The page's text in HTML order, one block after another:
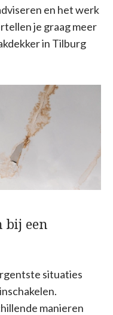
en het werk
je graag meer
in Tilburg
bij een
situaties
manieren